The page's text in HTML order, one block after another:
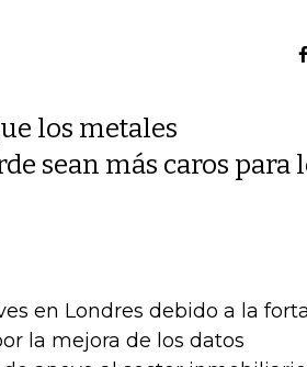
los metales
sean más caros para
en Londres debido a la
la mejora de los datos